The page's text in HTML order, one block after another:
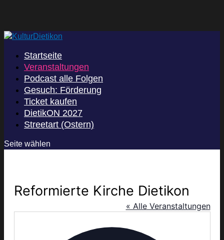
Startseite
Veranstaltungen
Podcast alle Folgen
Gesuch: Förderung
Ticket kaufen
DietikON 2027
Streetart (Ostern)
Seite wählen
Reformierte Kirche Dietikon
« Alle Veranstaltungen